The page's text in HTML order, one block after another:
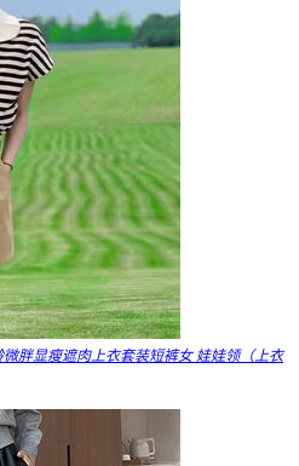
胖显瘦遮肉上衣套装短裤女 娃娃领（上衣